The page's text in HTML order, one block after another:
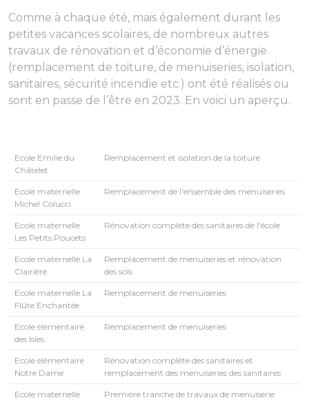
Comme à chaque été, mais également durant les
petites vacances scolaires, de nombreux autres
travaux de rénovation et d’économie d’énergie
(remplacement de toiture, de menuiseries, isolation,
sanitaires, sécurité incendie etc.) ont été réalisés ou
sont en passe de l’être en 2023. En voici un aperçu.
Ecole Emilie du
Châtelet
Remplacement et isolation de la toiture
Ecole maternelle
Michel Colucci
Remplacement de l'ensemble des menuiseries
Ecole maternelle
Les Petits Poucets
Rénovation complète des sanitaires de l'école
Ecole maternelle La
Clairière
Remplacement de menuiseries et rénovation
des sols
Ecole maternelle La
Flûte Enchantée
Remplacement de menuiseries
Ecole élémentaire
des Isles
Remplacement de menuiseries
Ecole élémentaire
Notre Dame
Rénovation complète des sanitaires et
remplacement des menuiseries des sanitaires
Ecole maternelle
Première tranche de travaux de menuiserie